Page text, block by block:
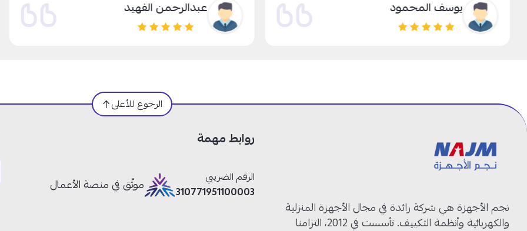
يوسف المحمود عبدالرحمن الفهيد
الرجوع للأعلى
نجم الأجهزة هي شركة رائدة في مجال الأجهزة المنزلية
والكهربائية وأنظمة التكييف. تأسست في 2012، التزامنا
روابط مهمة
الرقم الضريبي
310771951100003
موثّق في منصة الأعمال